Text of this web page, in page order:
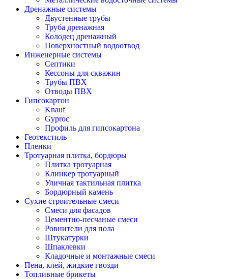
Дренажные системы
Двустенные трубы
Труба дренажная
Колодец дренажный
Поверхностный водоотвод
Инженерные системы
Септики
Кессоны для скважин
Трубы ПВХ
Отводы ПВХ
Гипсокартон
Knauf
Gyproc
Профиль для гипсокартона
Геотекстиль
Пленки
Тротуарная плитка, бордюры
Плитка тротуарная
Клинкер тротуарный
Уличная тактильная плитка
Бордюрный камень
Сухие строительные смеси
Смеси для фасадов
Цементно-песчаные смеси
Ровнители для пола
Штукатурки
Шпаклевки
Кладочные и монтажные смеси
Пена, клей, жидкие гвозди
Топливные брикеты